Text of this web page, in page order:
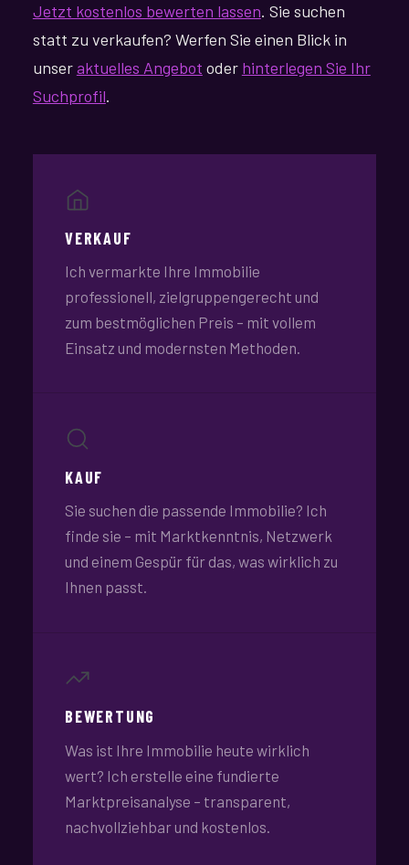
Jetzt kostenlos bewerten lassen. Sie suchen
statt zu verkaufen? Werfen Sie einen Blick in
unseraktuelles Angebot oder hinterlegen Sie Ihr
Suchprofil.
VERKAUF
Ich vermarkte Ihre Immobilie
professionell, zielgruppengerecht und
zum bestmöglichen Preis – mit vollem
Einsatz und modernsten Methoden.
KAUF
Sie suchen die passende Immobilie? Ich
finde sie – mit Marktkenntnis, Netzwerk
und einem Gespür für das, was wirklich zu
Ihnen passt.
BEWERTUNG
Was ist Ihre Immobilie heute wirklich
wert? Ich erstelle eine fundierte
Marktpreisanalyse – transparent,
nachvollziehbar und kostenlos.